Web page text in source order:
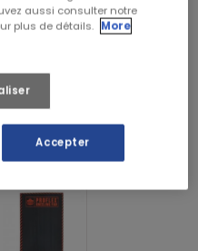
aussi consulter notre
plus de détails. More
Accepter